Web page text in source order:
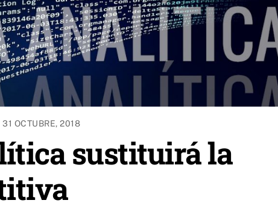
31 OCTUBRE, 2018
sustituirá la